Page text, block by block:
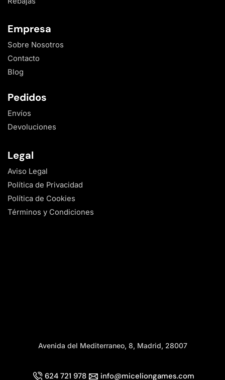
Empresa
Sobre Nosotros
Contacto
Blog
Pedidos
Envíos
Devoluciones
Legal
Aviso Legal
Política de Privacidad
Política de Cookies
Términos y Condiciones
Avenida del Mediterraneo, 8, Madrid, 28007
624 721 978 info@miceliongames.com